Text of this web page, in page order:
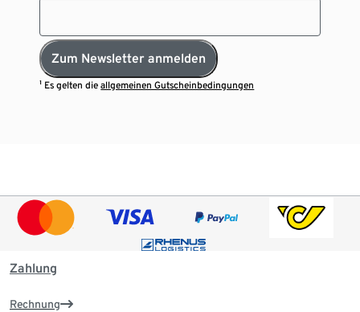
Zum Newsletter anmelden
¹ Es gelten dieallgemeinen Gutscheinbedingungen
Zahlung
Rechnung